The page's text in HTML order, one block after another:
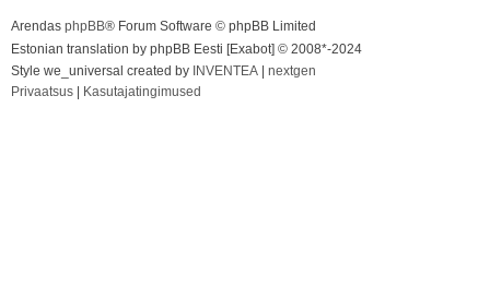
Arendas phpBB® Forum Software © phpBB Limited
Estonian translation by phpBB Eesti [Exabot] © 2008*-2024
Style we_universal created by INVENTEA
nextgen
Privaatsus
Kasutajatingimused